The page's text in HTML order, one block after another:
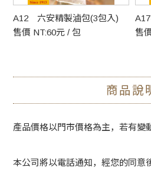
A12 六安精製滷包(3包入)
售價 NT:60元 / 包
售
商品說
產品價格以門市價格為主，若有變
本公司將以電話通知，經您的同意